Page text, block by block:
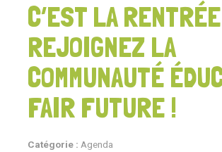
C’EST LA
REJOIGNEZ LA
COMMUNAUTÉ
FAIR FUTURE !
Catégorie : Agenda